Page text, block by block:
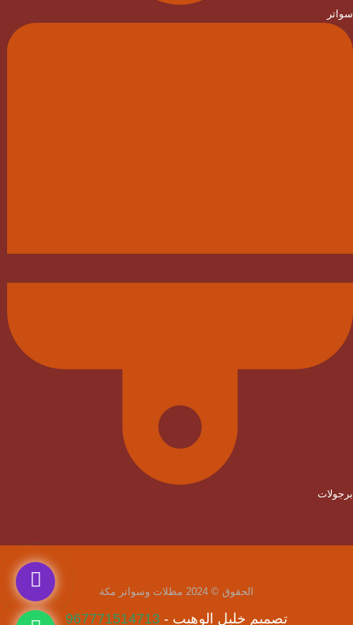
سواتر
برجولات
الحقوق © 2024 مظلات وسواتر مكة
تصميم خليل الوهيب -
967771514713